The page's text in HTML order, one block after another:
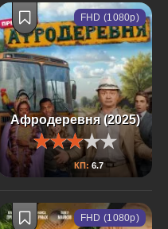
Афродеревня (2025)
КП:6.7
FHD (1080p)
FHD (1080p)